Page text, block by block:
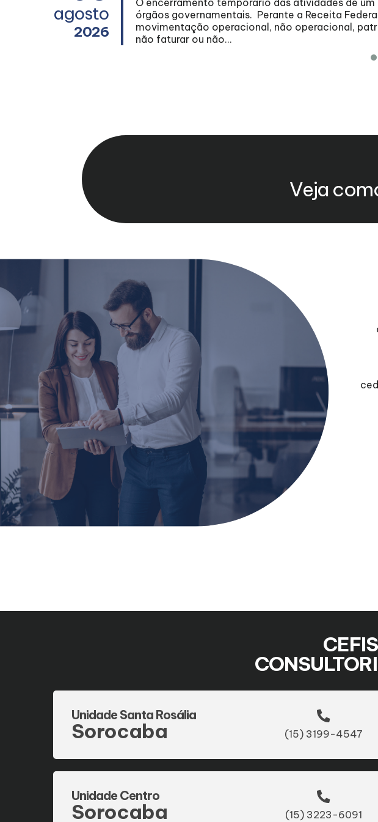
agosto
2026
O encerramento temporário das atividades de
órgãos governamentais. Perante a Receita
movimentação operacional, não operacional,
não faturar ou não...
Veja
Unidade Santa Rosália
Sorocaba (15) 3199-4547
Unidade Centro
Sorocaba (15) 3223-6091